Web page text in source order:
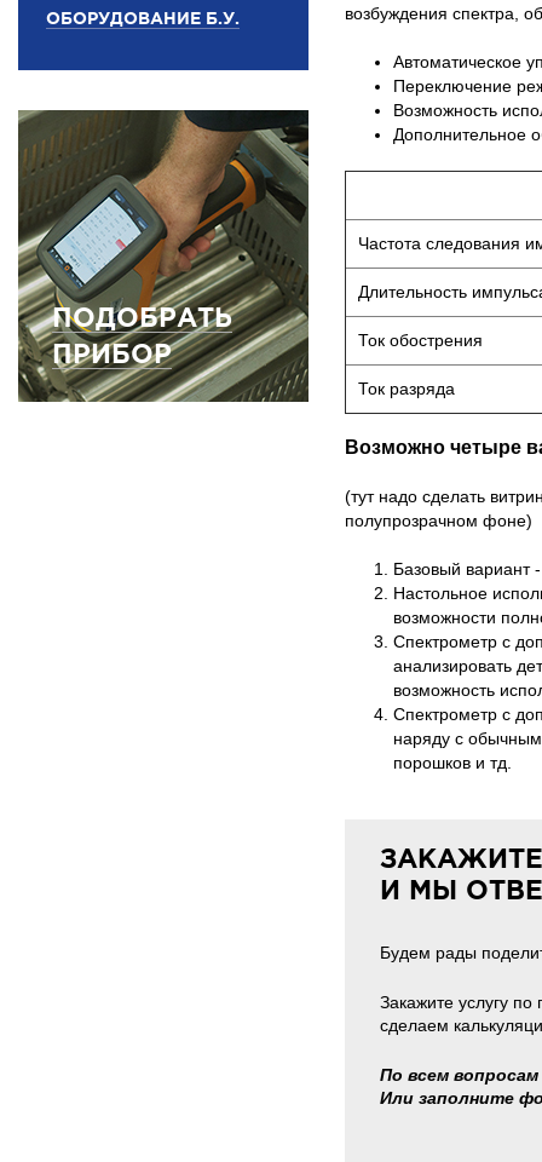
ОБОРУДОВАНИЕ Б.У.
ПОДОБРАТЬ
ПРИБОР
возбуждения спектра,
Автоматическое
Переключение
Возможность
Дополнительное
Частота следования
Длительность
Ток обострения
Ток разряда
Возможно четыре
(тут надо сделать
полупрозрачном фоне)
Базовый вариант
Настольное
возможности
Спектрометр с
анализировать
возможность
Спектрометр с
наряду с
порошков и тд.
И МЫ
Будем рады
Закажите услугу
сделаем
По всем вопросам
Или заполните